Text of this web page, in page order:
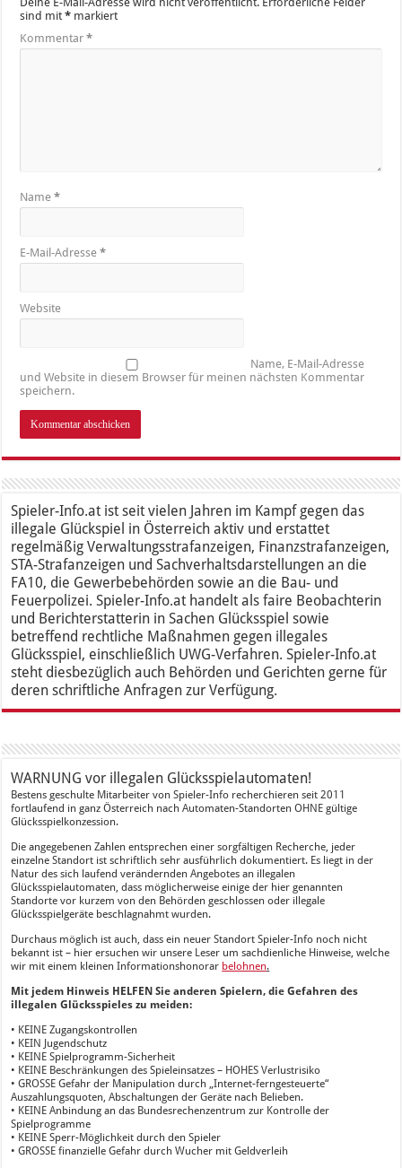
sind mit* markiert
Kommentar*
Name*
E-Mail-Adresse*
Website
Name, E-Mail-Adresse
und Website in diesem Browser für meinen nächsten Kommentar
speichern.
Spieler-Info.at ist seit vielen Jahren im Kampf gegen das
illegale Glückspiel in Österreich aktiv und erstattet
regelmäßig Verwaltungsstrafanzeigen, Finanzstrafanzeigen,
STA-Strafanzeigen und Sachverhaltsdarstellungen an die
FA10, die Gewerbebehörden sowie an die Bau- und
Feuerpolizei. Spieler-Info.at handelt als faire Beobachterin
und Berichterstatterin in Sachen Glücksspiel sowie
betreffend rechtliche Maßnahmen gegen illegales
Glücksspiel, einschließlich UWG-Verfahren. Spieler-Info.at
steht diesbezüglich auch Behörden und Gerichten gerne für
deren schriftliche Anfragen zur Verfügung.
WARNUNG vor illegalen Glücksspielautomaten!
Bestens geschulte Mitarbeiter von Spieler-Info recherchieren seit 2011
fortlaufend in ganz Österreich nach Automaten-Standorten OHNE gültige
Glücksspielkonzession.
Die angegebenen Zahlen entsprechen einer sorgfältigen Recherche, jeder
einzelne Standort ist schriftlich sehr ausführlich dokumentiert. Es liegt in der
Natur des sich laufend verändernden Angebotes an illegalen
Glücksspielautomaten, dass möglicherweise einige der hier genannten
Standorte vor kurzem von den Behörden geschlossen oder illegale
Glücksspielgeräte beschlagnahmt wurden.
Durchaus möglich ist auch, dass ein neuer Standort Spieler-Info noch nicht
bekannt ist – hier ersuchen wir unsere Leser um sachdienliche Hinweise, welche
wir mit einem kleinen Informationshonorar belohnen.
Mit jedem Hinweis HELFEN Sie anderen Spielern, die Gefahren des
illegalen Glücksspieles zu meiden:
• KEINE Zugangskontrollen
• KEIN Jugendschutz
• KEINE Spielprogramm-Sicherheit
• KEINE Beschränkungen des Spieleinsatzes – HOHES Verlustrisiko
• GROSSE Gefahr der Manipulation durch „Internet-ferngesteuerte“
Auszahlungsquoten, Abschaltungen der Geräte nach Belieben.
• KEINE Anbindung an das Bundesrechenzentrum zur Kontrolle der
Spielprogramme
• KEINE Sperr-Möglichkeit durch den Spieler
• GROSSE finanzielle Gefahr durch Wucher mit Geldverleih